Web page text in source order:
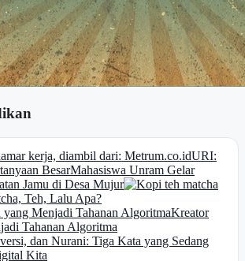
URI:
BesarMahasiswa Unram Gelar
Jamu di Desa Mujur
Teh, Lalu Apa?
Kreator
Tahanan Algoritma